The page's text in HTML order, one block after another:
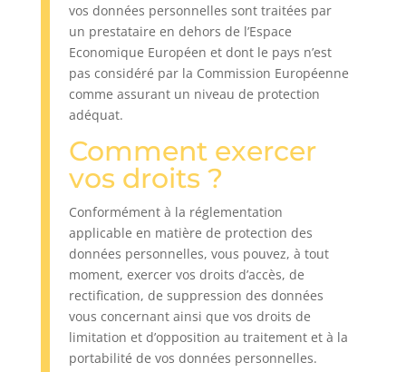
vos données personnelles sont traitées par
un prestataire en dehors de l’Espace
Economique Européen et dont le pays n’est
pas considéré par la Commission Européenne
comme assurant un niveau de protection
adéquat.
Comment exercer
vos droits ?
Conformément à la réglementation
applicable en matière de protection des
données personnelles, vous pouvez, à tout
moment, exercer vos droits d’accès, de
rectification, de suppression des données
vous concernant ainsi que vos droits de
limitation et d’opposition au traitement et à la
portabilité de vos données personnelles.